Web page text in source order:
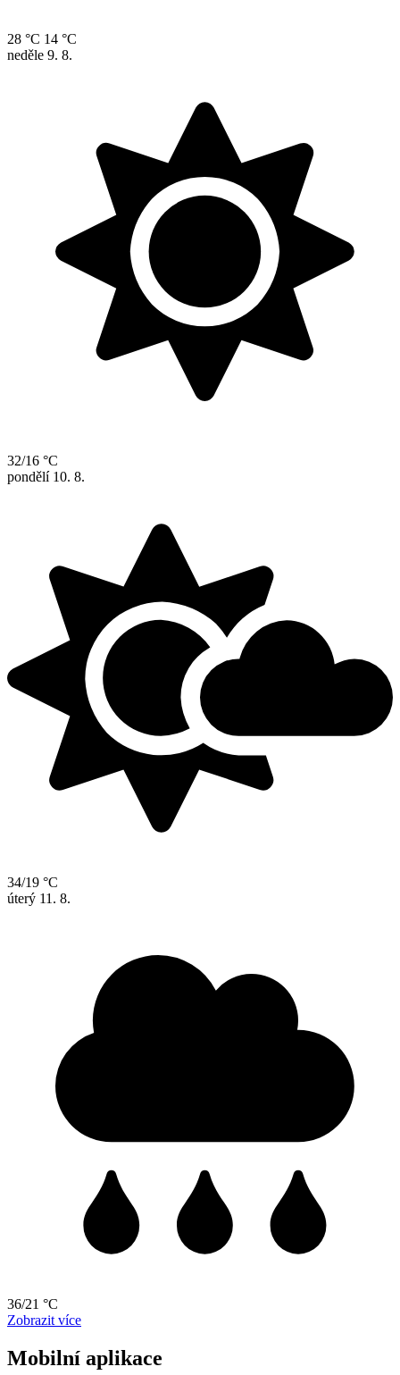
28 °C 14 °C
neděle 9. 8.
32/16 °C
pondělí 10. 8.
34/19 °C
úterý 11. 8.
36/21 °C
Zobrazit více
Mobilní aplikace